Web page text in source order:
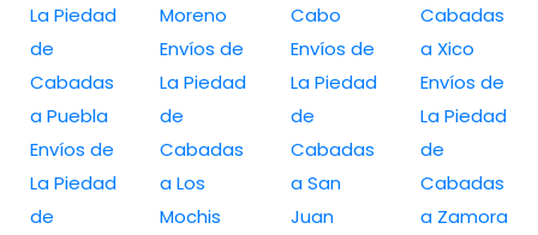
La Piedad
de
Cabadas
a Puebla
Envíos de
La Piedad
de
Moreno
Envíos de
La Piedad
de
Cabadas
a Los
Mochis
Cabo
Envíos de
La Piedad
de
Cabadas
a San
Juan
Cabadas
a Xico
Envíos de
La Piedad
de
Cabadas
a Zamora